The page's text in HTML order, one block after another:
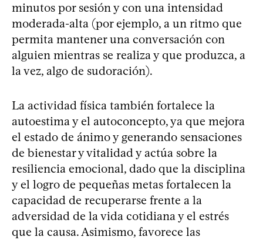
minutos por sesión y con una intensidad
moderada-alta (por ejemplo, a un ritmo que
permita mantener una conversación con
alguien mientras se realiza y que produzca, a
la vez, algo de sudoración).
La actividad física también fortalece la
autoestima y el autoconcepto, ya que mejora
el estado de ánimo y generando sensaciones
de bienestar y vitalidad y actúa sobre la
resiliencia emocional, dado que la disciplina
y el logro de pequeñas metas fortalecen la
capacidad de recuperarse frente a la
adversidad de la vida cotidiana y el estrés
que la causa. Asimismo, favorece las